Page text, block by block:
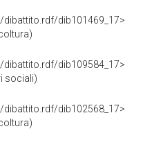
dib101469_17>
dib109584_17>
sociali)
dib102568_17>